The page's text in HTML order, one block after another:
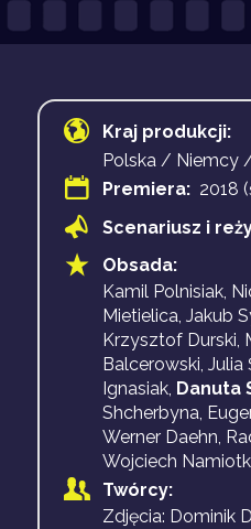
Kraj produkcji:
Polska / Niemcy
Premiera: 2018
Scenariusz i
Obsada:
Kamil Polnisiak,
Mietielica, Jakub
Krzysztof Durski,
Balcerowski,
Ignasiak, Danuta
Shcherbyna,
Werner Daehn,
Wojciech
Twórcy:
Zdjęcia: Dominik